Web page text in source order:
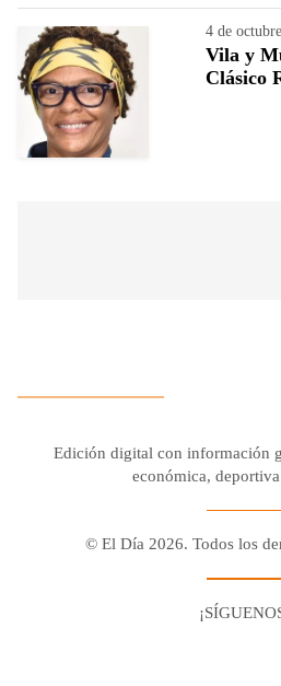
4 de
Vila y
Clásico
Edición digital con información
económica,
© El Día 2026. Todos los